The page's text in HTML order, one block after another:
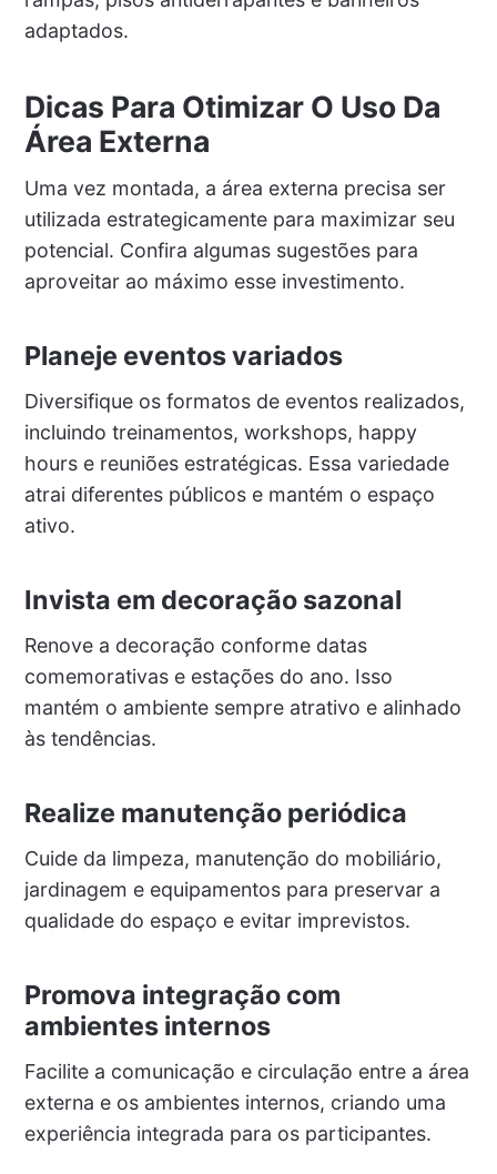
adaptados.
Dicas Para Otimizar O Uso Da
Área Externa
Uma vez montada, a área externa precisa ser
utilizada estrategicamente para maximizar seu
potencial. Confira algumas sugestões para
aproveitar ao máximo esse investimento.
Planeje eventos variados
Diversifique os formatos de eventos realizados,
incluindo treinamentos, workshops, happy
hours e reuniões estratégicas. Essa variedade
atrai diferentes públicos e mantém o espaço
ativo.
Invista em decoração sazonal
Renove a decoração conforme datas
comemorativas e estações do ano. Isso
mantém o ambiente sempre atrativo e alinhado
às tendências.
Realize manutenção periódica
Cuide da limpeza, manutenção do mobiliário,
jardinagem e equipamentos para preservar a
qualidade do espaço e evitar imprevistos.
Promova integração com
ambientes internos
Facilite a comunicação e circulação entre a área
externa e os ambientes internos, criando uma
experiência integrada para os participantes.